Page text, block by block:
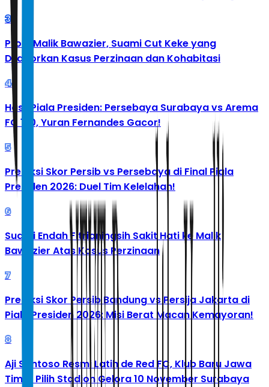
3
Profil Malik Bawazier, Suami Cut Keke yang
Dilaporkan Kasus Perzinaan dan Kohabitasi
4
Hasil Piala Presiden: Persebaya Surabaya vs Arema
FC 1-0, Yuran Fernandes Gacor!
5
Prediksi Skor Persib vs Persebaya di Final Piala
Presiden 2026: Duel Tim Kelelahan!
6
Suami Endah Fitrianingsih Sakit Hati ke Malik
Bawazier Atas Kasus Perzinaan
7
Prediksi Skor Persib Bandung vs Persija Jakarta di
Piala Presiden 2026: Misi Berat Macan Kemayoran!
8
Aji Santoso Resmi Latih de Red FC, Klub Baru Jawa
Timur Pilih Stadion Gelora 10 November Surabaya